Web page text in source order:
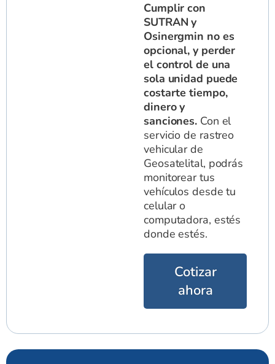
Cumplir con
SUTRAN y
Osinergmin no es
opcional, y perder
el control de una
sola unidad puede
costarte tiempo,
dinero y
sanciones. Con el
servicio de rastreo
vehicular de
Geosatelital, podrás
monitorear tus
vehículos desde tu
celular o
computadora, estés
donde estés.
Cotizar
ahora